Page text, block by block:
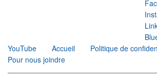
YouTube
Accueil
Politique de
Pour nous joindre